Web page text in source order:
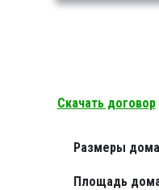
Скачать договор
Размеры
Площадь